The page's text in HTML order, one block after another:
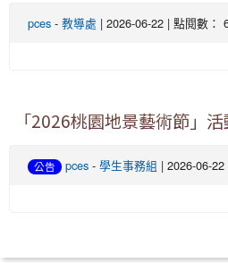
pces - 教導處 | 2026-06-22 | 點閱數：
「2026桃園地景藝術節」
公告 pces - 學生事務組 | 2026-06-